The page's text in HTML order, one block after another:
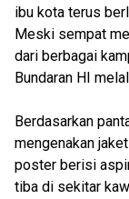
ibu kota terus
Meski sempat
dari berbagai
Bundaran HI
Berdasarkan
mengenakan
poster berisi
tiba di sekitar